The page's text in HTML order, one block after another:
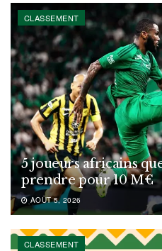
CLASSEMENT
5 joueurs africains
prendre pour 10 M€
AOÛT 5, 2026
CLASSEMENT